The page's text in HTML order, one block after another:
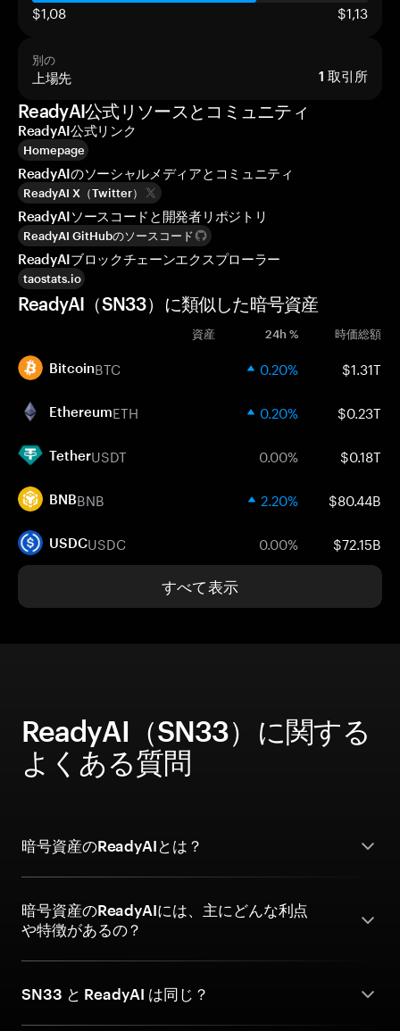
$1,08 $1,13
別の
上場先 1 取引所
ReadyAI公式リソースとコミュニティ
ReadyAI公式リンク
Homepage
ReadyAIのソーシャルメディアとコミュニティ
ReadyAI X（Twitter）
ReadyAIソースコードと開発者リポジトリ
ReadyAI GitHubのソースコード
ReadyAIブロックチェーンエクスプローラー
taostats.io
ReadyAI（SN33）に類似した暗号資産
資産 24h % 時価総額
BitcoinBTC 0.20% $1.31T
EthereumETH 0.20% $0.23T
TetherUSDT 0.00% $0.18T
BNBBNB 2.20% $80.44B
USDCUSDC 0.00% $72.15B
すべて表示
ReadyAI（SN33）に関する
よくある質問
暗号資産のReadyAIとは？
暗号資産のReadyAIには、主にどんな利点
や特徴があるの？
SN33 と ReadyAI は同じ？